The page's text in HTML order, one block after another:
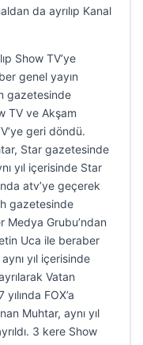
da ayrılıp Kanal
Show TV’ye
genel yayın
gazetesinde
TV ve Akşam
geri döndü.
Star gazetesinde
yıl içerisinde Star
atv’ye geçerek
gazetesinde
Medya Grubu’ndan
Uca ile beraber
yıl içerisinde
Vatan
FOX’a
Muhtar, aynı yıl
3 kere Show